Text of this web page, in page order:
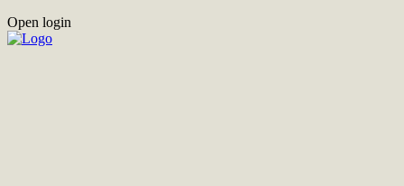
Open login